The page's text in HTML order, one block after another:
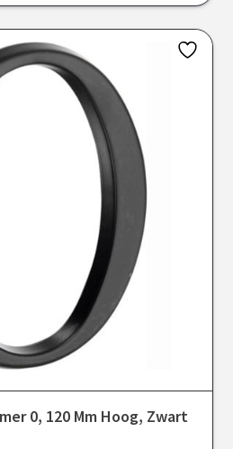
0, 120 Mm Hoog, Zwart